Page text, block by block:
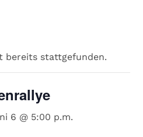
bereits stattgefunden.
6 @ 5:00 p.m.